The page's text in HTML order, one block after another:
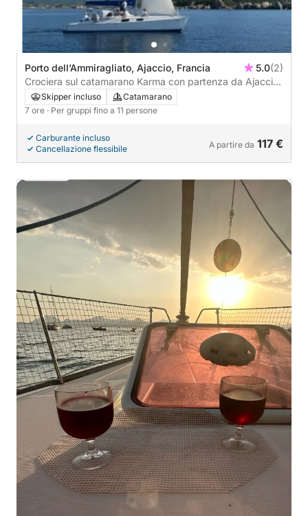
Porto dell’Ammiragliato, Ajaccio, Francia 5.0(2)
Crociera sul catamarano Karma con partenza da Ajaccio
– piccolo gruppo
Skipper incluso
Catamarano
7 ore · Per gruppi fino a 11 persone
Carburante incluso
Cancellazione flessibile
A partire da 117 €